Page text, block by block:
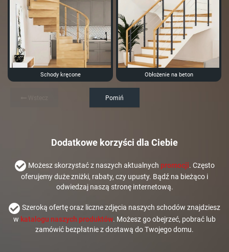
Schody kręcone Obłożenie na beton
Pomiń
Dodatkowe korzyści dla Ciebie
Możesz skorzystać z naszych aktualnych promocji. Często
oferujemy duże zniżki, rabaty, czy upusty. Bądź na bieżąco i
odwiedzaj naszą stronę internetową.
Szeroką ofertę oraz liczne zdjęcia naszych schodów znajdziesz
w katalogu naszych produktów. Możesz go obejrzeć, pobrać lub
zamówić bezpłatnie z dostawą do Twojego domu.